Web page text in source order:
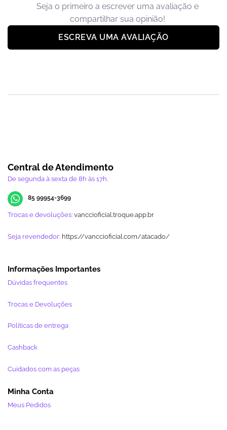
Seja o primeiro a escrever uma avaliação e
compartilhar sua opinião!
ESCREVA UMA AVALIAÇÃO
Central de Atendimento
De segunda à sexta de 8h às 17h.
85 99954-3699
Trocas e devoluções: vanccioficial.troque.app.br
Seja revendedor: https://vanccioficial.com/atacado/
Informações Importantes
Dúvidas frequentes
Trocas e Devoluções
Políticas de entrega
Cashback
Cuidados com as peças
Minha Conta
Meus Pedidos